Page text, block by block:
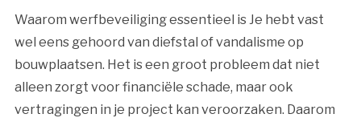
Waarom werfbeveiliging essentieel is Je hebt vast
wel eens gehoord van diefstal of vandalisme op
bouwplaatsen. Het is een groot probleem dat niet
alleen zorgt voor financiële schade, maar ook
vertragingen in je project kan veroorzaken. Daarom